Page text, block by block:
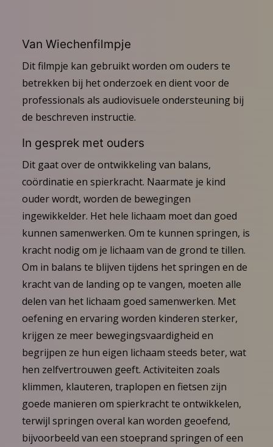
Van Wiechenfilmpje
Dit filmpje kan gebruikt worden om ouders te
betrekken bij het onderzoek en dient voor de
professionals als audiovisuele ondersteuning bij
de beschreven instructie.
In gesprek met ouders
Dit gaat over de ontwikkeling van balans,
coördinatie en spierkracht. Naarmate je kind
ouder wordt, worden de bewegingen
ingewikkelder. Het hele lichaam moet dan goed
kunnen samenwerken. Om te kunnen springen, is
kracht nodig om je lichaam van de grond te tillen.
Om in balans te blijven tijdens het springen en de
kracht van de landing op te vangen, moeten alle
delen van het lichaam goed samenwerken. Met
oefening en ervaring worden kinderen sterker,
krijgen ze meer bewegingsvaardigheid en
begrijpen ze hun eigen lichaam steeds beter, wat
hen zelfvertrouwen geeft. Activiteiten zoals
klimmen, klauteren, traplopen en fietsen zijn
goede manieren om spierkracht te ontwikkelen,
terwijl springen overal kan worden geoefend,
bijvoorbeeld van een stoeprand springen of een